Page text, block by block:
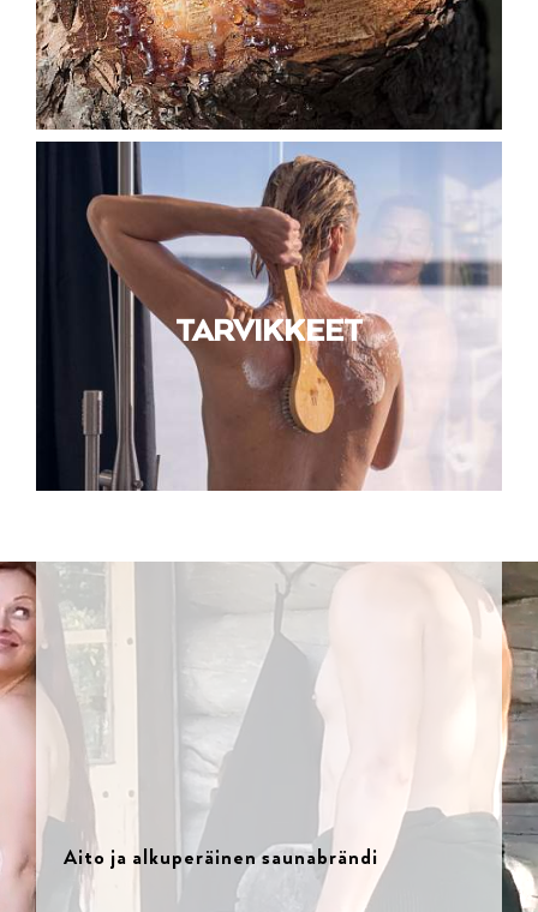
TARVIKKEET
Aito ja alkuperäinen saunabrändi